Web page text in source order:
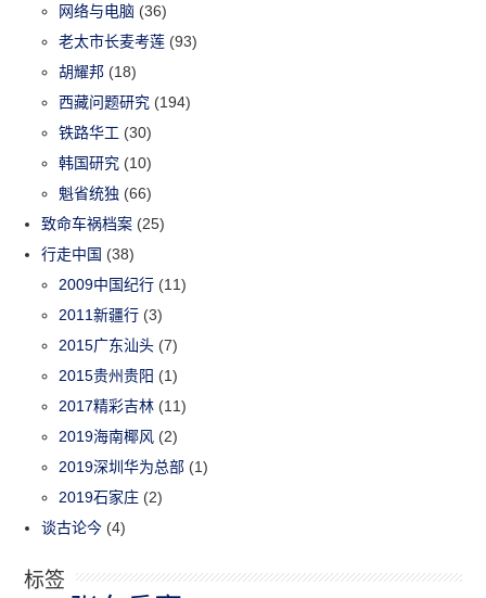
网络与电脑 (36)
老太市长麦考莲 (93)
胡耀邦 (18)
西藏问题研究 (194)
铁路华工 (30)
韩国研究 (10)
魁省统独 (66)
致命车祸档案 (25)
行走中国 (38)
2009中国纪行 (11)
2011新疆行 (3)
2015广东汕头 (7)
2015贵州贵阳 (1)
2017精彩吉林 (11)
2019海南椰风 (2)
2019深圳华为总部 (1)
2019石家庄 (2)
谈古论今 (4)
标签